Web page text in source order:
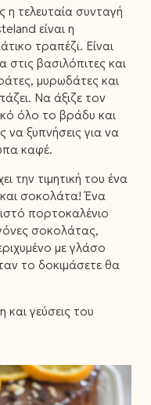
τελευταία συνταγή
είναι η
τραπέζι. Είναι
στις βασιλόπιτες και
μυρωδάτες και
Να άξιζε τον
όλο το βράδυ και
να ξυπνήσεις για να
καφέ.
την τιμητική του ένα
σοκολάτα! Ένα
πορτοκαλένιο
σοκολάτας,
με γλάσο
το δοκιμάσετε θα
και γεύσεις του